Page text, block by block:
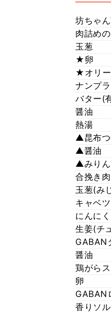
坊ちゃ
肉詰め
玉葱
★卵
★オリ
ナンプ
バター(
醤油
熱湯
▲昆布
▲醤油
▲みりん
合挽き肉
玉葱(み
キャベ
にんに
生姜(チ
GABAN
醤油
鶏がら
卵
GABAN
香りソ